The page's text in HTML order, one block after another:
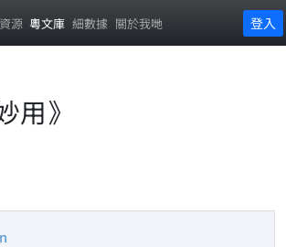
資源 粵文庫 細數據 關於我哋 登入
用》